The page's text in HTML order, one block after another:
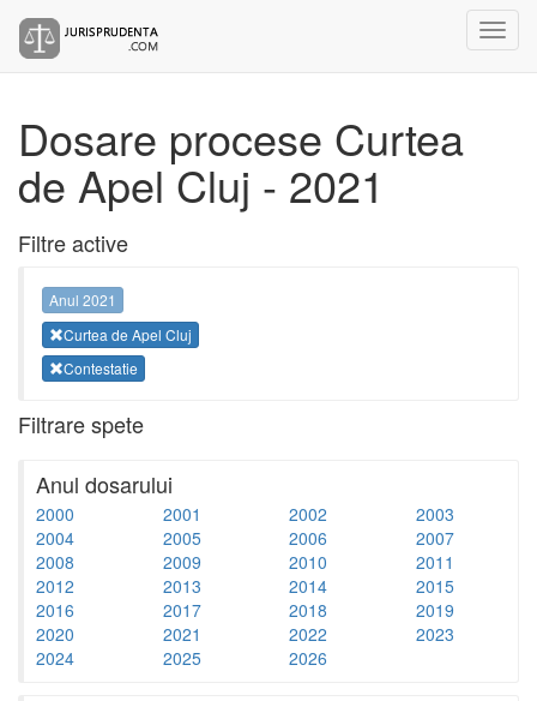
Dosare procese Curtea
de Apel Cluj - 2021
Filtre active
Anul 2021
Curtea de Apel Cluj
Contestatie
Filtrare spete
Anul dosarului
2000 2001 2002
2003
2004
2005 2006
2007
2008
2009 2010
2011
2012
2013 2014
2015
2016
2017 2018
2019
2020
2021 2022
2023
2024
2025 2026